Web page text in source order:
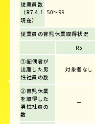
従業員数
（R7.4.1
現在）
50～99
従業員の育児休業取得状況
R5
①配偶者が
出産した男
性社員の数
対象者なし
②育児休業
を取得した
男性社員の
数
ー